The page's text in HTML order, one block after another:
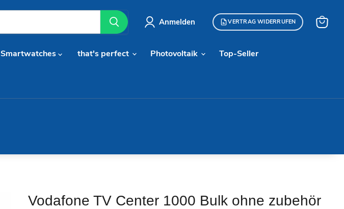
Anmelden VERTRAG WIDERRUFEN
Smartwatches that's perfect Photovoltaik Top-Seller
Vodafone TV Center 1000 Bulk ohne zubehör